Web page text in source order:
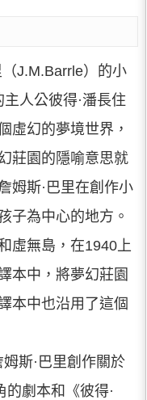
J.M.Barrle）的小
人公彼得·潘長住
虛幻的夢境世界，
莊園的隱喻意思就
姆斯·巴里在創作小
子為中心的地方。
虛無島，在1940上
本中，將夢幻莊園
本中也沿用了這個
斯·巴里創作關於
的劇本和《彼得·